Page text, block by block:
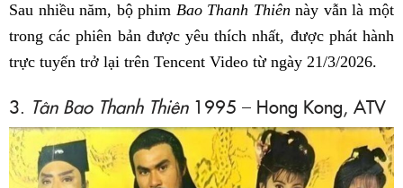
Sau nhiều năm, bộ phim Bao Thanh Thiên này vẫn là một
trong các phiên bản được yêu thích nhất, được phát hành
trực tuyến trở lại trên Tencent Video từ ngày 21/3/2026.
3. Tân Bao Thanh Thiên1995 – Hong Kong, ATV